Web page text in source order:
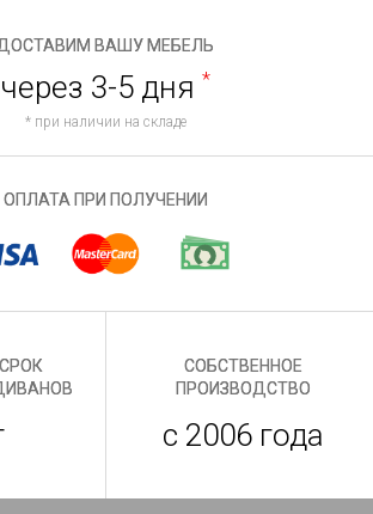
ВАШУ МЕБЕЛЬ
через 3-5 дня *
* при наличии на складе
ОПЛАТА ПРИ ПОЛУЧЕНИИ
СОБСТВЕННОЕ
ПРОИЗВОДСТВО
с 2006 года